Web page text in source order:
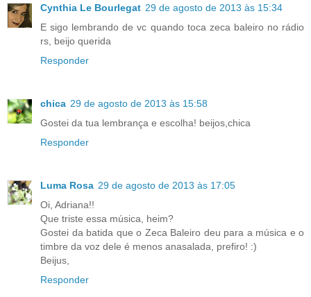
Cynthia Le Bourlegat 29 de agosto de 2013 às 15:34
E sigo lembrando de vc quando toca zeca baleiro no rádio
rs, beijo querida
Responder
chica 29 de agosto de 2013 às 15:58
Gostei da tua lembrança e escolha! beijos,chica
Responder
Luma Rosa 29 de agosto de 2013 às 17:05
Oi, Adriana!!
Que triste essa música, heim?
Gostei da batida que o Zeca Baleiro deu para a música e o
timbre da voz dele é menos anasalada, prefiro! :)
Beijus,
Responder